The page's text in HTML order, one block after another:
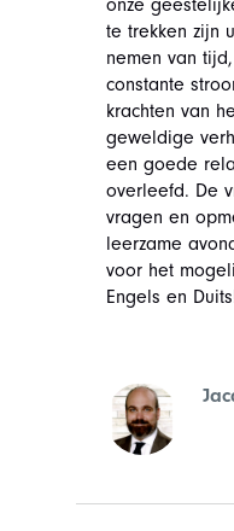
onze
te trekken zijn
nemen van
constante
krachten van
geweldige
een goede
overleefd. De
vragen en
leerzame
voor het
Engels en